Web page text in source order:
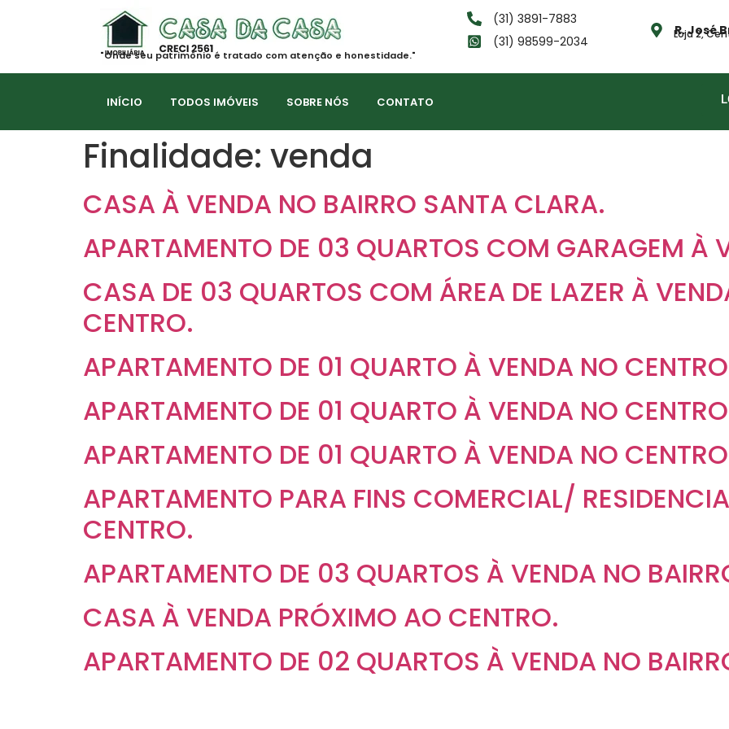
"Onde seu patrimônio é tratado com atenção e honestidade."
(31) 3891-7883
(31) 98599-2034
R. José
Loja 2,
INÍCIO TODOS IMÓVEIS SOBRE NÓS CONTATO
Finalidade: venda
CASA À VENDA NO BAIRRO SANTA CLARA.
APARTAMENTO DE 03 QUARTOS COM GARAGEM À
CASA DE 03 QUARTOS COM ÁREA DE LAZER À
CENTRO.
APARTAMENTO DE 01 QUARTO À VENDA NO
APARTAMENTO DE 01 QUARTO À VENDA NO
APARTAMENTO DE 01 QUARTO À VENDA NO
APARTAMENTO PARA FINS COMERCIAL/
CENTRO.
APARTAMENTO DE 03 QUARTOS À VENDA NO
CASA À VENDA PRÓXIMO AO CENTRO.
APARTAMENTO DE 02 QUARTOS À VENDA NO